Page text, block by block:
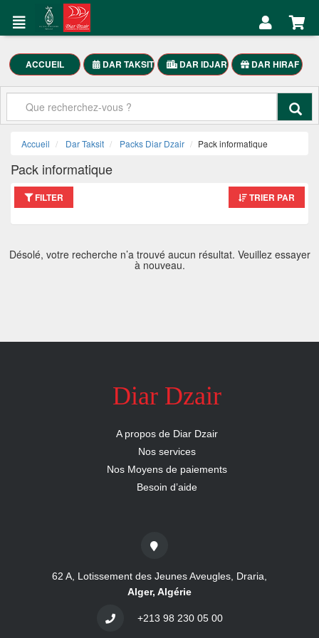
Accueil
Mon
العربية
DAR
DAR
TAKSIT
Meubles
Maison
Motocycle
Mon
Compte
ACCUEIL DAR TAKSIT DAR IDJAR DAR HIRAF
Accueil Dar Taksit Packs Diar Dzair Pack informatique
Pack informatique
FILTER TRIER PAR
Désolé, votre recherche n’a trouvé aucun résultat. Veuillez essayer
à nouveau.
Diar Dzair
A propos de Diar Dzair
Nos services
Nos Moyens de paiements
Besoin d’aide
62 A, Lotissement des Jeunes Aveugles, Draria,
Alger, Algérie
+213 98 230 05 00